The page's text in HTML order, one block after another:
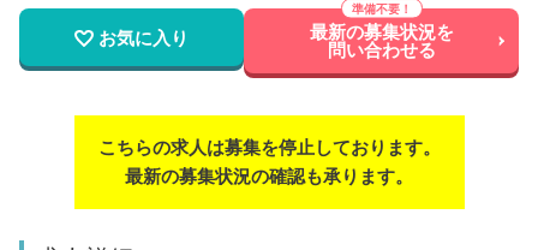
お気に入り 最新の募集状況を
問い合わせる
こちらの求人は募集を停止しております。
最新の募集状況の確認も承ります。